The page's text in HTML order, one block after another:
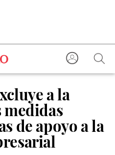
a la
medidas
de apoyo a la